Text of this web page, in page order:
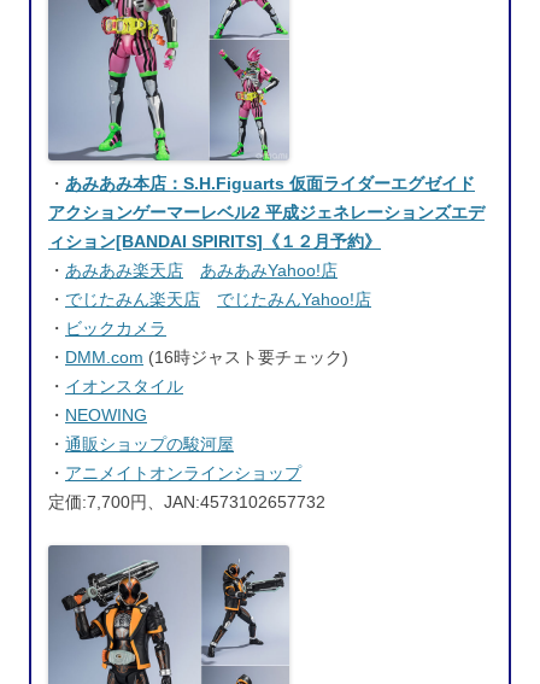
・ あみあみ本店：S.H.Figuarts 仮面ライダーエグゼイド
アクションゲーマーレベル2 平成ジェネレーションズエデ
ィション[BANDAI SPIRITS]《１２月予約》
・ あみあみ楽天店
あみあみYahoo!店
・ でじたみん楽天店
でじたみんYahoo!店
・ ビックカメラ
・ DMM.com (16時ジャスト要チェック)
・ イオンスタイル
・ NEOWING
・ 通販ショップの駿河屋
・ アニメイトオンラインショップ
定価:7,700円、JAN:4573102657732